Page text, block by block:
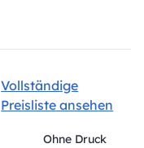
Vollständige
Preisliste ansehen
Ohne Druck